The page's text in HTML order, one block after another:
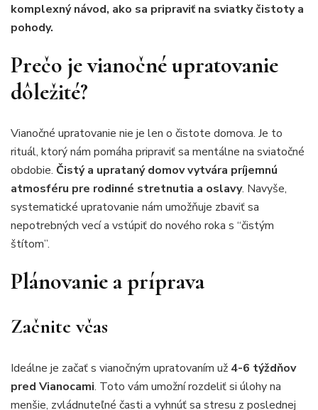
komplexný návod, ako sa pripraviť na sviatky čistoty a
pohody.
Prečo je vianočné upratovanie
dôležité?
Vianočné upratovanie nie je len o čistote domova. Je to
rituál, ktorý nám pomáha pripraviť sa mentálne na sviatočné
obdobie. Čistý a uprataný domov vytvára príjemnú
atmosféru pre rodinné stretnutia a oslavy. Navyše,
systematické upratovanie nám umožňuje zbaviť sa
nepotrebných vecí a vstúpiť do nového roka s “čistým
štítom”.
Plánovanie a príprava
Začnite včas
Ideálne je začať s vianočným upratovaním už 4-6 týždňov
pred Vianocami. Toto vám umožní rozdeliť si úlohy na
menšie, zvládnuteľné časti a vyhnúť sa stresu z poslednej